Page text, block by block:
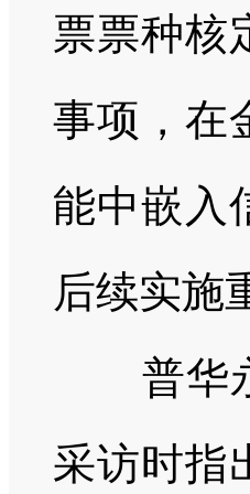
票票种核
事项，在
能中嵌入
后续实施
普华
采访时指